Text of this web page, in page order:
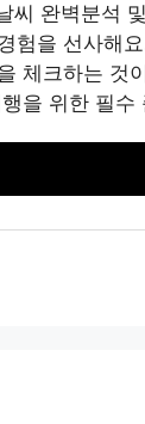
씨 완벽분석
험을 선사해
체크하는 것
을 위한 필